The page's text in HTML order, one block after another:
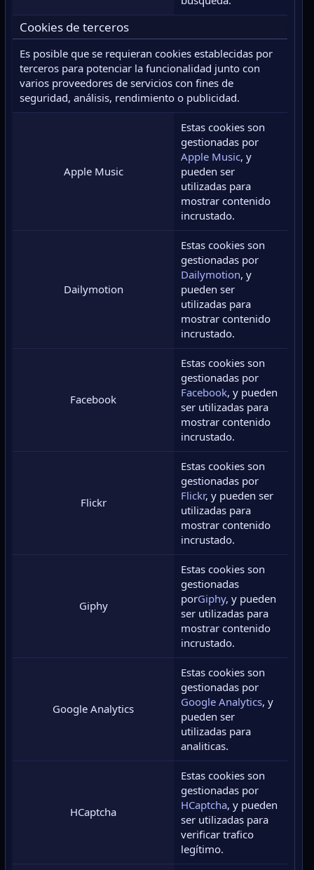
Cookies de terceros
Es posible que se requieran cookies establecidas por
terceros para potenciar la funcionalidad junto con
varios proveedores de servicios con fines de
seguridad, análisis, rendimiento o publicidad.
Apple Music
Estas cookies son
gestionadas por
Apple Music, y
pueden ser
utilizadas para
mostrar contenido
incrustado.
Dailymotion
Estas cookies son
gestionadas por
Dailymotion, y
pueden ser
utilizadas para
mostrar contenido
incrustado.
Facebook
Estas cookies son
gestionadas por
Facebook, y pueden
ser utilizadas para
mostrar contenido
incrustado.
Flickr
Estas cookies son
gestionadas por
Flickr, y pueden ser
utilizadas para
mostrar contenido
incrustado.
Giphy
Estas cookies son
gestionadas
porGiphy, y pueden
ser utilizadas para
mostrar contenido
incrustado.
Google Analytics
Estas cookies son
gestionadas por
Google Analytics, y
pueden ser
utilizadas para
analiticas.
HCaptcha
Estas cookies son
gestionadas por
HCaptcha, y pueden
ser utilizadas para
verificar trafico
legítimo.